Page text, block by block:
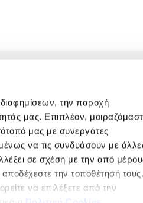
την παροχή
μας. Επιπλέον,
μας με συνεργάτες
να τις συνδυάσουν με
σε σχέση με την από
αποδέχεστε την τοποθέτησή
να επιλέξετε από την